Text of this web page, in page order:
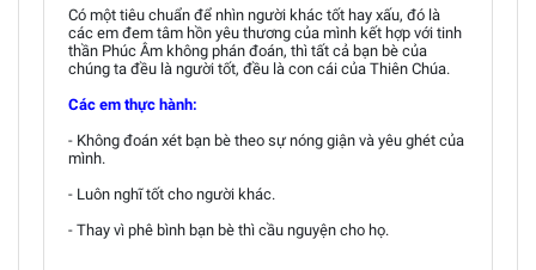
Có một tiêu chuẩn để nhìn người khác tốt hay xấu, đó là
các em đem tâm hồn yêu thương của mình kết hợp với tinh
thần Phúc Âm không phán đoán, thì tất cả bạn bè của
chúng ta đều là người tốt, đều là con cái của Thiên Chúa.
Các em thực hành:
- Không đoán xét bạn bè theo sự nóng giận và yêu ghét của
mình.
- Luôn nghĩ tốt cho người khác.
- Thay vì phê bình bạn bè thì cầu nguyện cho họ.